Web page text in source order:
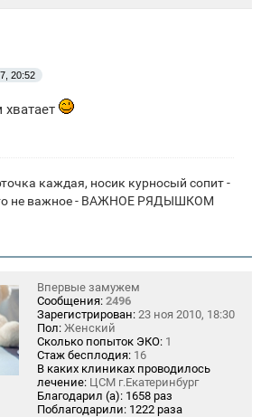
20:52
каждая, носик курносый сопит -
не важное - ВАЖНОЕ РЯДЫШКОМ
Впервые замужем
Сообщения: 2496
Зарегистрирован: 23 ноя 2010, 18:30
Пол: Женский
Сколько попыток ЭКО: 1
Стаж бесплодия: 16
В каких клиниках проводилось
лечение: ЦСМ г.Екатеринбург
Благодарил (а): 1658 раз
Поблагодарили: 1222 раза